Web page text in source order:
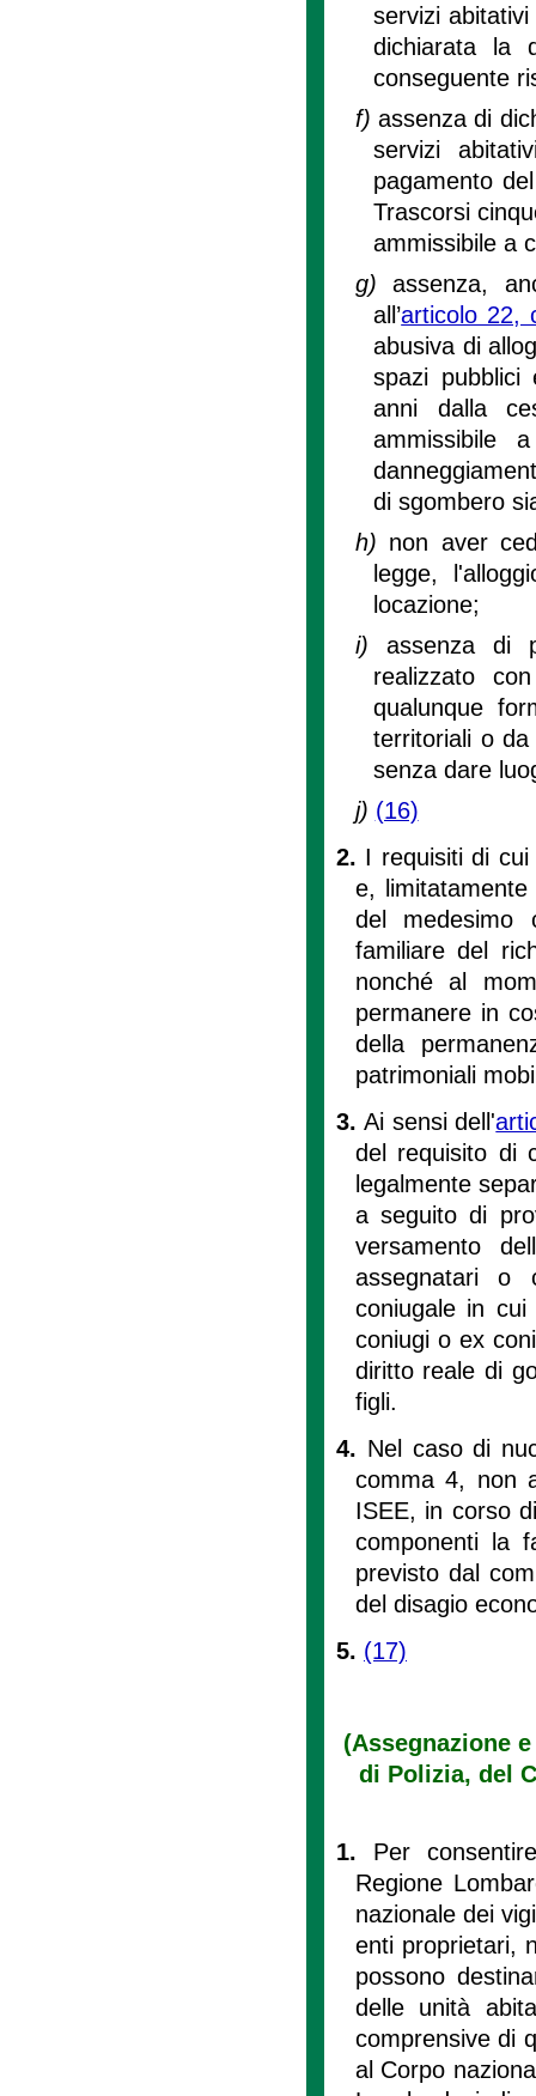
servizi
dichiarata la
conseguente
f)assenza di
servizi
pagamento
Trascorsi
ammissibile a
g)assenza,
all’articolo 22,
abusiva di
spazi pubblici
anni dalla
ammissibile
di sgombero
h) non aver
legge,
locazione;
i) assenza di
realizzato
qualunque
territoriali o
senza dare
j) (16)
2. I requisiti di
e,
del medesimo
familiare del
nonché al
permanere in
della
patrimoniali
3.Ai sensi dell'
del requisito di
legalmente
a seguito di
versamento
assegnatari o
coniugale in
coniugi o ex
diritto reale di
figli.
4. Nel caso di
comma 4, non
ISEE, in corso
componenti la
previsto dal
del disagio
5. (17)
(Assegnazione
di Polizia, del
1. Per
Regione
nazionale dei
enti proprietari,
possono
delle unità
comprensive di
al Corpo